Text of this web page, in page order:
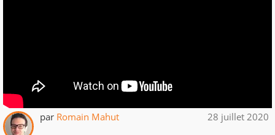
par Romain Mahut 28 juillet 2020